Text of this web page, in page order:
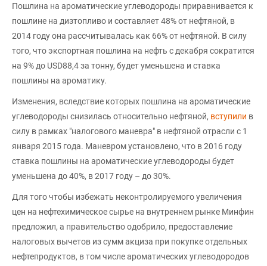
Пошлина на ароматические углеводороды приравнивается к
пошлине на дизтопливо и составляет 48% от нефтяной, в
2014 году она рассчитывалась как 66% от нефтяной. В силу
того, что экспортная пошлина на нефть с декабря сократится
на 9% до USD88,4 за тонну, будет уменьшена и ставка
пошлины на ароматику.
Изменения, вследствие которых пошлина на ароматические
углеводороды снизилась относительно нефтяной, вступили в
силу в рамках "налогового маневра" в нефтяной отрасли с 1
января 2015 года. Маневром установлено, что в 2016 году
ставка пошлины на ароматические углеводороды будет
уменьшена до 40%, в 2017 году – до 30%.
Для того чтобы избежать неконтролируемого увеличения
цен на нефтехимическое сырье на внутреннем рынке Минфин
предложил, а правительство одобрило, предоставление
налоговых вычетов из сумм акциза при покупке отдельных
нефтепродуктов, в том числе ароматических углеводородов